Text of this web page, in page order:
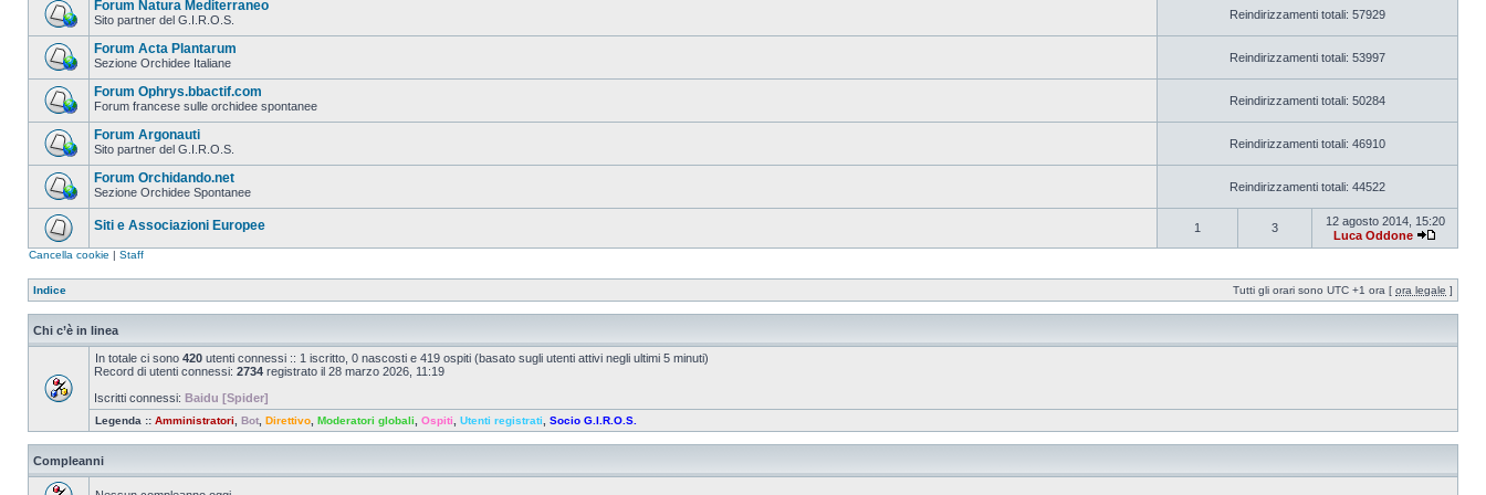
Forum Natura Mediterraneo
Sito partner del G.I.R.O.S. Reindirizzamenti totali: 57929
Forum Acta Plantarum
Sezione Orchidee Italiane Reindirizzamenti totali: 53997
Forum Ophrys.bbactif.com
Forum francese sulle orchidee spontanee Reindirizzamenti totali: 50284
Forum Argonauti
Sito partner del G.I.R.O.S. Reindirizzamenti totali: 46910
Forum Orchidando.net
Sezione Orchidee Spontanee Reindirizzamenti totali: 44522
Siti e Associazioni Europee 1 3
12 agosto 2014, 15:20
Luca Oddone
Cancella cookie | Staff
Indice Tutti gli orari sono UTC +1 ora [ ora legale ]
Chi c’è in linea
In totale ci sono 420 utenti connessi :: 1 iscritto, 0 nascosti e 419 ospiti (basato sugli utenti attivi negli ultimi 5 minuti)
Record di utenti connessi: 2734 registrato il 28 marzo 2026, 11:19
Iscritti connessi: Baidu [Spider]
Legenda :: Amministratori Bot Direttivo Moderatori globali Ospiti Utenti registrati Socio G.I.R.O.S.
Compleanni